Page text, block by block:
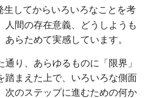
してからいろいろなことを考
人間の存在意義、どうしようも
らためて実感しています。
り、あらゆるものに「限界」
踏まえた上で、いろいろな側面
次のステップに進むための何か